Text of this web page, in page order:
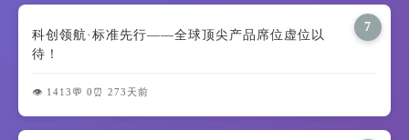
7
科创领航·标准先行——全球顶尖产品席位虚位以
待！
👁️ 1413 💬 0 ⏰ 273天前